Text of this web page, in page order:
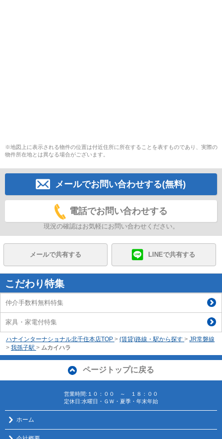
※地図上に表示される物件の位置は付近住所に所在することを表すものであり、実際の
物件所在地とは異なる場合がございます。
メールでお問い合わせする(無料)
電話でお問い合わせする
現況の確認はお気軽にお問い合わせください。
メールで共有する LINEで共有する
こだわり特集
仲介手数料無料特集
家具・家電付特集
ハナインターナショナル北千住本店TOP > (賃貸)路線・駅から探す > JR常磐線
> 我孫子駅 > ムカイハラ
ページトップに戻る
営業時間:１０：００ ～ １８：００
定休日:水曜日・ＧＷ・夏季・年末年始
ホーム